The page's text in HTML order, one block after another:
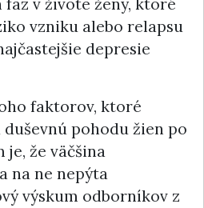
v živote ženy, ktoré
vzniku alebo relapsu
depresie
faktorov, ktoré
pohodu žien po
je, že väčšina
na ne nepýta
výskum odborníkov z